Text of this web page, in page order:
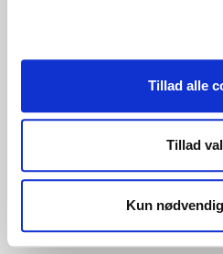
Tillad alle
Tillad
Kun